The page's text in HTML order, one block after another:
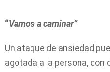
“Vamos acaminar”
Un ataque de ansiedad
agotada a la persona, con